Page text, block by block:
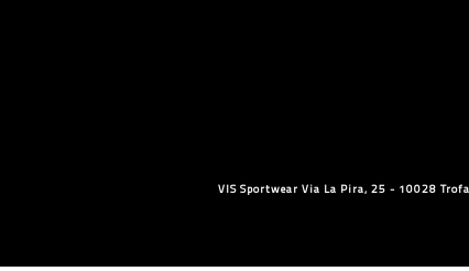
VIS Sportwear Via La Pira, 25 - 10028